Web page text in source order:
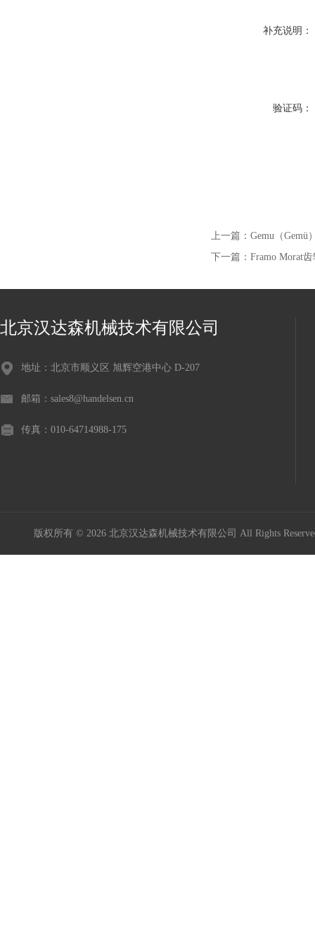
补充说明：
验证码：
上一篇： Gemu（Gemü
下一篇： Framo Morat
北京汉达森机械技术有限公司
地址：北京市顺义区 旭辉空港中心 D-207
邮箱：sales8@handelsen.cn
传真：010-64714988-175
版权所有 © 2026 北京汉达森机械技术有限公司 All Rights